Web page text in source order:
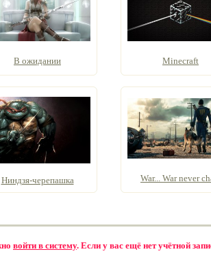
В ожидании Minecraft
Ниндзя-черепашка War... War never
войти в систему. Если у вас ещё нет учётной